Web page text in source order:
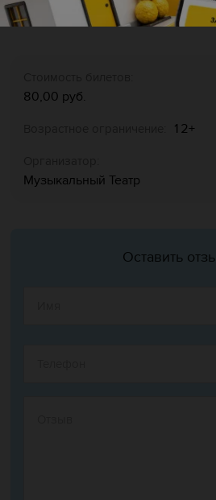
Яркий калейдоскоп мелодий
в вихре хорошего настроения!
80,00 руб.
12+
Музыкальный Театр
Оставить